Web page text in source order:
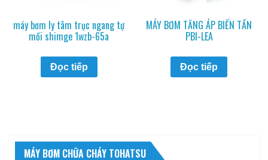
máy bơm ly tâm trục ngang tự
mồi shimge 1wzb-65a
Đọc tiếp
MÁY BƠM TĂNG ÁP BIẾN TẦN
PBI-LEA
Đọc tiếp
MÁY BƠM CHỮA CHÁY TOHATSU